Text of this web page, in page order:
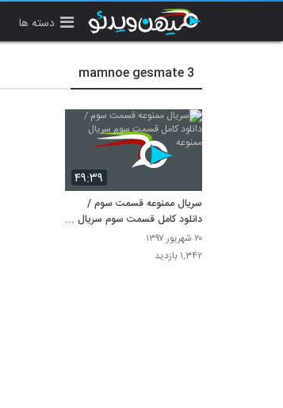
دسته ها
mamnoe gesmate 3
۴۹:۳۹
سریال ممنوعه قسمت سوم /
دانلود کامل قسمت سوم سریال
ممنوعه
۲۰ شهریور ۱۳۹۷
۱,۳۴۲ بازدید